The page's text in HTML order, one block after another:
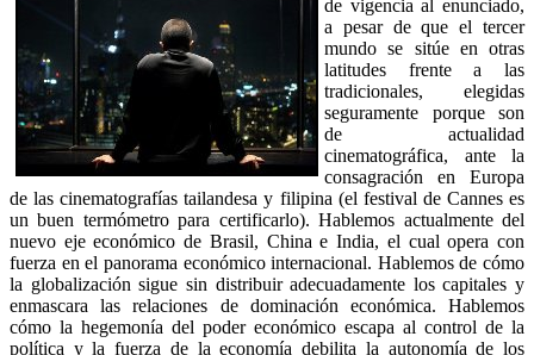
de vigencia al enunciado,
a pesar de que el tercer
mundo se sitúe en otras
latitudes frente a las
tradicionales, elegidas
seguramente porque son
de actualidad
cinematográfica, ante la
consagración en Europa
de las cinematografías tailandesa y filipina (el festival de Cannes es
un buen termómetro para certificarlo). Hablemos actualmente del
nuevo eje económico de Brasil, China e India, el cual opera con
fuerza en el panorama económico internacional. Hablemos de cómo
la globalización sigue sin distribuir adecuadamente los capitales y
enmascara las relaciones de dominación económica. Hablemos
cómo la hegemonía del poder económico escapa al control de la
política y la fuerza de la economía debilita la autonomía de los